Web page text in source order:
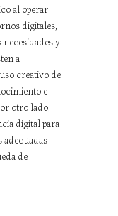
al operar
digitales,
y
a
creativo de
e
otro lado,
digital para
de